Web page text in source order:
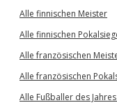
Alle finnischen Meister
Alle finnischen
Alle französischen
Alle französischen
Alle Fußballer des